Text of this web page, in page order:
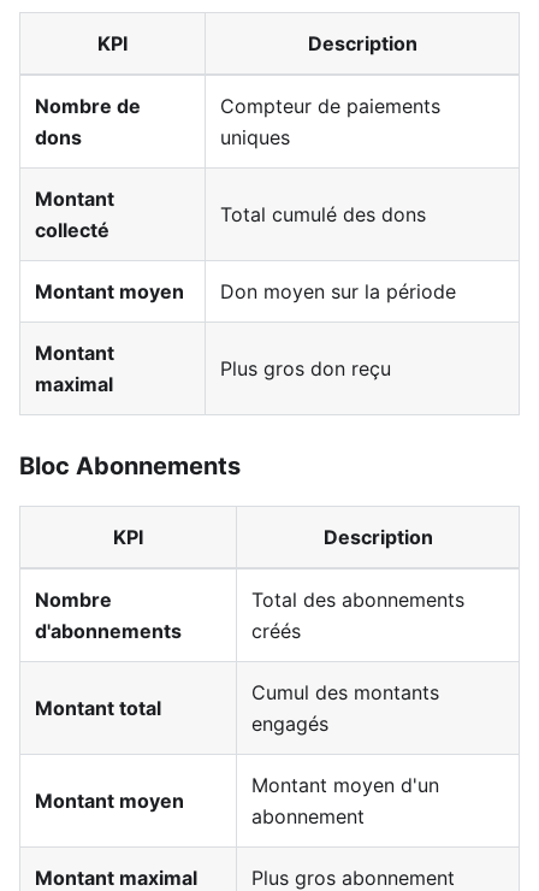
KPI Description
Nombre de
dons
Compteur de paiements
uniques
Montant
collecté
Total cumulé des dons
Montant moyen Don moyen sur la période
Montant
maximal
Plus gros don reçu
Bloc Abonnements
KPI Description
Nombre
d'abonnements
Total des abonnements
créés
Montant total
Cumul des montants
engagés
Montant moyen
Montant moyen d'un
abonnement
Montant maximal Plus gros abonnement